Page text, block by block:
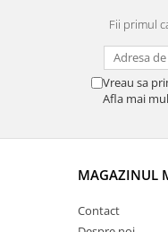
Fii primul
Vreau sa
Afla mai
MAGAZINUL
Contact